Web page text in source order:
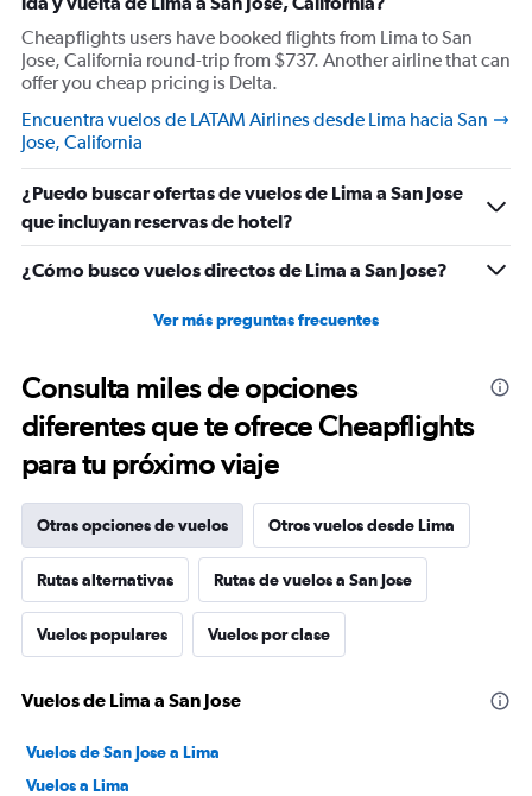
Cheapflights users have booked flights from Lima to San
Jose, California round-trip from $737. Another airline that can
offer you cheap pricing is Delta.
Encuentra vuelos de LATAM Airlines desde Lima hacia San
Jose, California
¿Puedo buscar ofertas de vuelos de Lima a San Jose
que incluyan reservas de hotel?
¿Cómo busco vuelos directos de Lima a San Jose?
Ver más preguntas frecuentes
Consulta miles de opciones
diferentes que te ofrece Cheapflights
para tu próximo viaje
Otras opciones de vuelos Otros vuelos desde Lima
Rutas alternativas Rutas de vuelos a San Jose
Vuelos populares Vuelos por clase
Vuelos de Lima a San Jose
Vuelos de San Jose a Lima
Vuelos a Lima